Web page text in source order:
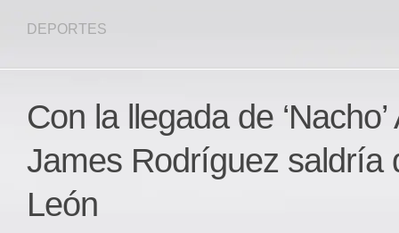
Politica
Deportes
JUDICIAL
REGIONAL
DEPORTES
Con la llegada de
James Rodríguez saldría
León